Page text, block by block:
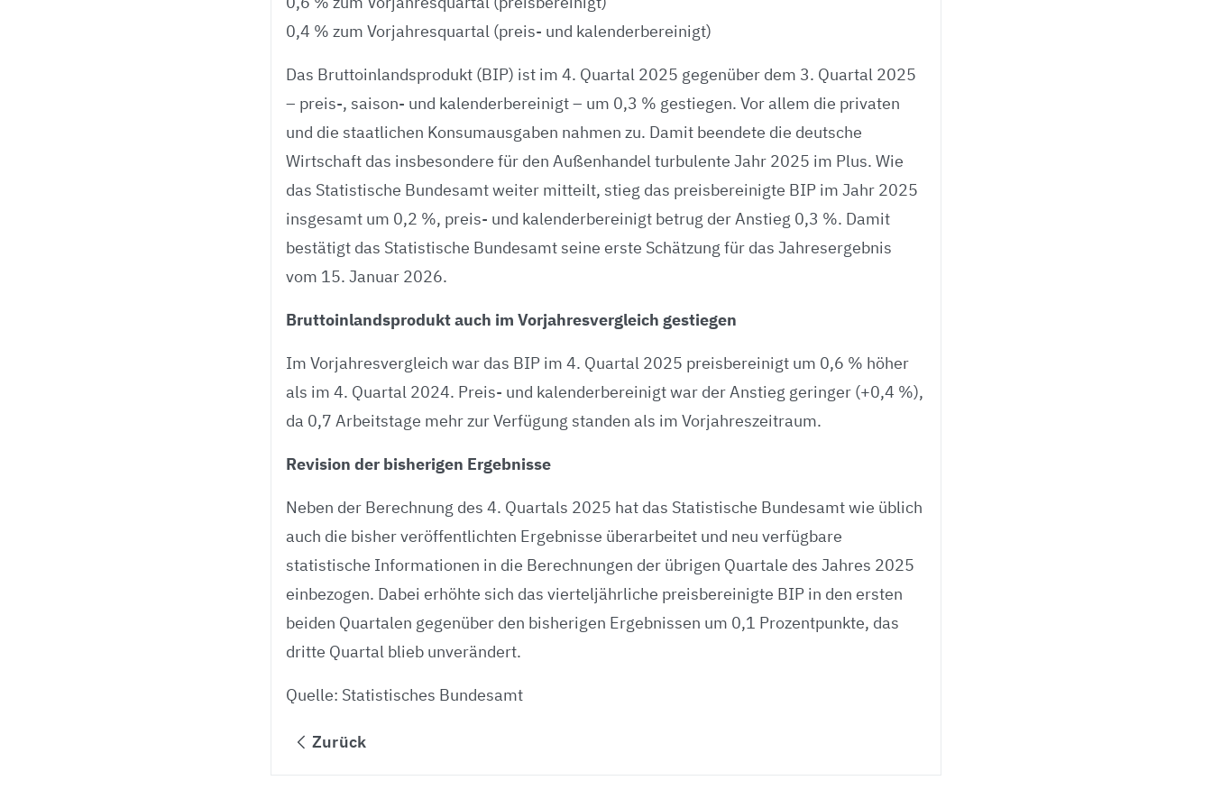
0,4 % zum Vorjahresquartal (preis- und kalenderbereinigt)
Das Bruttoinlandsprodukt (BIP) ist im 4. Quartal 2025 gegenüber dem 3. Quartal 2025
– preis-, saison- und kalenderbereinigt – um 0,3 % gestiegen. Vor allem die privaten
und die staatlichen Konsumausgaben nahmen zu. Damit beendete die deutsche
Wirtschaft das insbesondere für den Außenhandel turbulente Jahr 2025 im Plus. Wie
das Statistische Bundesamt weiter mitteilt, stieg das preisbereinigte BIP im Jahr 2025
insgesamt um 0,2 %, preis- und kalenderbereinigt betrug der Anstieg 0,3 %. Damit
bestätigt das Statistische Bundesamt seine erste Schätzung für das Jahresergebnis
vom 15. Januar 2026.
Bruttoinlandsprodukt auch im Vorjahresvergleich gestiegen
Im Vorjahresvergleich war das BIP im 4. Quartal 2025 preisbereinigt um 0,6 % höher
als im 4. Quartal 2024. Preis- und kalenderbereinigt war der Anstieg geringer (+0,4 %),
da 0,7 Arbeitstage mehr zur Verfügung standen als im Vorjahreszeitraum.
Revision der bisherigen Ergebnisse
Neben der Berechnung des 4. Quartals 2025 hat das Statistische Bundesamt wie üblich
auch die bisher veröffentlichten Ergebnisse überarbeitet und neu verfügbare
statistische Informationen in die Berechnungen der übrigen Quartale des Jahres 2025
einbezogen. Dabei erhöhte sich das vierteljährliche preisbereinigte BIP in den ersten
beiden Quartalen gegenüber den bisherigen Ergebnissen um 0,1 Prozentpunkte, das
dritte Quartal blieb unverändert.
Quelle: Statistisches Bundesamt
Zurück